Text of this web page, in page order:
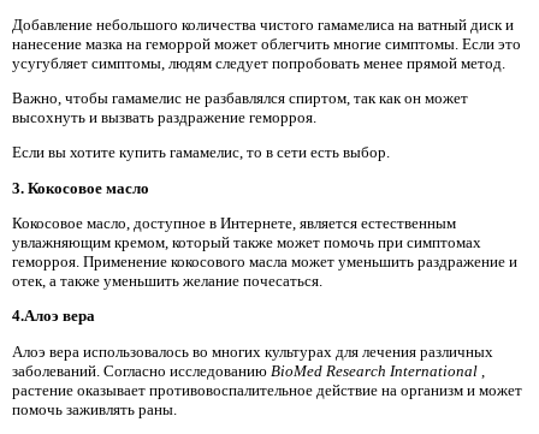
Добавление небольшого количества чистого гамамелиса на ватный диск и
нанесение мазка на геморрой может облегчить многие симптомы. Если это
усугубляет симптомы, людям следует попробовать менее прямой метод.
Важно, чтобы гамамелис не разбавлялся спиртом, так как он может
высохнуть и вызвать раздражение геморроя.
Если вы хотите купить гамамелис, то в сети есть выбор.
3. Кокосовое масло
Кокосовое масло, доступное в Интернете, является естественным
увлажняющим кремом, который также может помочь при симптомах
геморроя. Применение кокосового масла может уменьшить раздражение и
отек, а также уменьшить желание почесаться.
4.Алоэ вера
Алоэ вера использовалось во многих культурах для лечения различных
заболеваний. Согласно исследованию BioMed Research International
растение оказывает противовоспалительное действие на организм и может
помочь заживлять раны.